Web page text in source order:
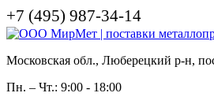
+7 (495) 987-34-14
Московская обл., Люберецкий р-н,
Пн. – Чт.: 9:00 - 18:00